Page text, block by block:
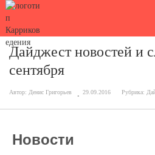
Дайджест новостей и
сентября
Автор: Денис Григорьев 29.09.2016 Рубрика:
Новости